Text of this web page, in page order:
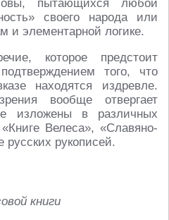
пытающихся любой
своего народа или
и элементарной логике.
которое предстоит
того, что
находятся издревле.
вообще отвергает
изложены в различных
Велеса», «Славяно-
рукописей.
книги